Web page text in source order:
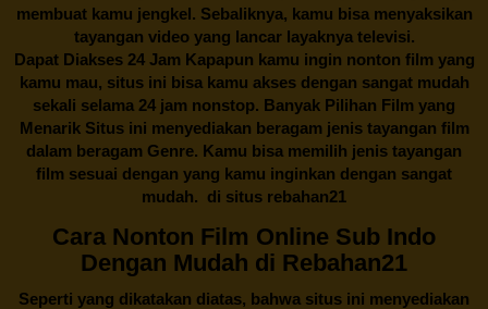
membuat kamu jengkel. Sebaliknya, kamu bisa menyaksikan
tayangan video yang lancar layaknya televisi.
Dapat Diakses 24 Jam Kapapun kamu ingin nonton film yang
kamu mau, situs ini bisa kamu akses dengan sangat mudah
sekali selama 24 jam nonstop. Banyak Pilihan Film yang
Menarik Situs ini menyediakan beragam jenis tayangan film
dalam beragam Genre. Kamu bisa memilih jenis tayangan
film sesuai dengan yang kamu inginkan dengan sangat
mudah. di situs rebahan21
Cara Nonton Film Online Sub Indo
Dengan Mudah di Rebahan21
Seperti yang dikatakan diatas, bahwa situs ini menyediakan